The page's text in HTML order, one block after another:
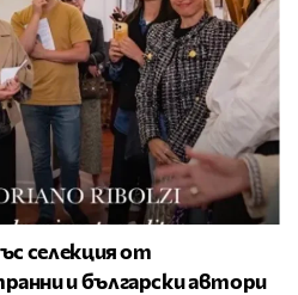
селекция от
и български автори